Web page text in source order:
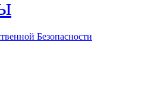
Безопасности